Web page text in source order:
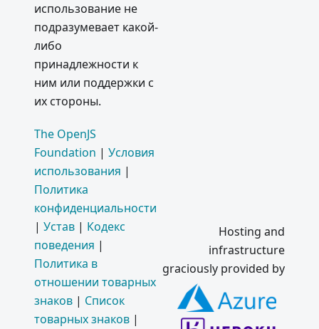
использование не
подразумевает какой-
либо
принадлежности к
ним или поддержки с
их стороны.
The OpenJS
Foundation | Условия
использования |
Политика
конфиденциальности
| Устав | Кодекс
поведения |
Политика в
отношении товарных
знаков | Список
товарных знаков |
Hosting and
infrastructure
graciously provided by